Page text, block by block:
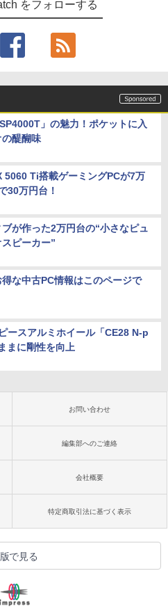
をフォローする
」の魅力！ポケットに入
醍醐味
5060 Ti搭載ゲーミングPCが7万
30万円台！
が作った2万円台の“小さなピュ
ピーカー”
な中古PC情報はこのページで
ースアルミホイール「CE28 N-p
まに剛性を向上
お問い合わせ
編集部へのご連絡
会社概要
特定商取引法に基づく表示
で見る